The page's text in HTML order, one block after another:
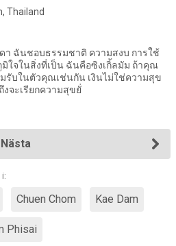
Thailand
า ฉันชอบธรรมชาติ ความสงบ การใช้
มิใจในสิ่งที่เป็น ฉันคือซิงเกิ้ลมัม ถ้าคุณ
รับในตัวคุณเช่นกัน เงินไม่ใช่ความสุข
จะเรียกความสุขยั่
Nästa
Chuen Chom Kae Dam
Phisai